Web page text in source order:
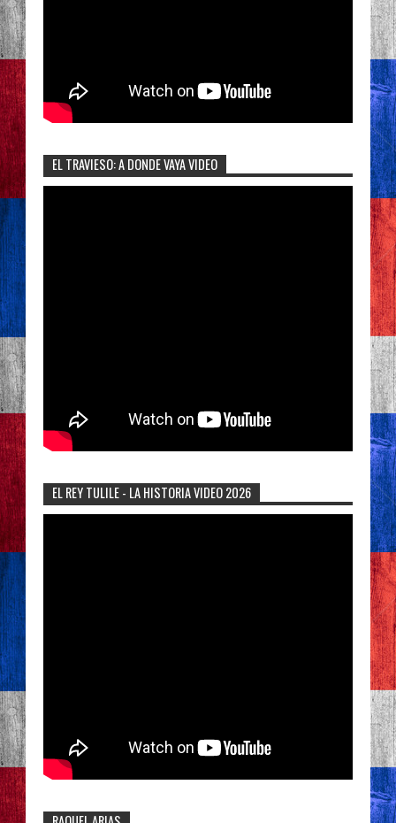
EL TRAVIESO: A DONDE VAYA VIDEO
EL REY TULILE - LA HISTORIA VIDEO 2026